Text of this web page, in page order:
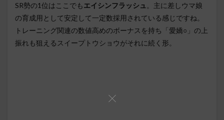
SR勢の1位はここでもエイシンフラッシュ 。主に差しウマ娘
の育成用として安定して一定数採用されている感じですね。
トレーニング関連の数値高めのボーナスを持ち「愛嬌○」の上
振れも狙えるスイープトウショウがそれに続く形。